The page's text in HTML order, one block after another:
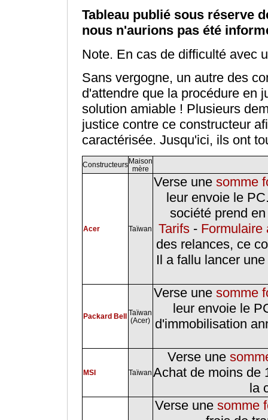
Tableau publié sous réserve
nous n'aurions pas été
Note. En cas de difficulté avec
Sans vergogne, un autre des
d'attendre que la procédure en
solution amiable ! Plusieurs
justice contre ce constructeur
caractérisée. Jusqu'ici, ils ont
ConstructeursMaison
mère
Acer Taïwan
Verse une somme
leur envoie le
société prend
Tarifs - Formulaire
des relances, ce
Il a fallu lancer
Packard Bell Taïwan
(Acer)
Verse une somme
leur envoie le
d'immobilisation
MSI Taïwan
Verse une
Achat de moins de
la
Verse unesomme